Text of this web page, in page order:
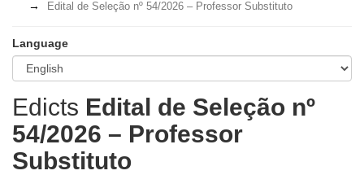
Edital de Seleção nº 54/2026 – Professor Substituto
Language
Edicts Edital de Seleção nº
54/2026 – Professor
Substituto